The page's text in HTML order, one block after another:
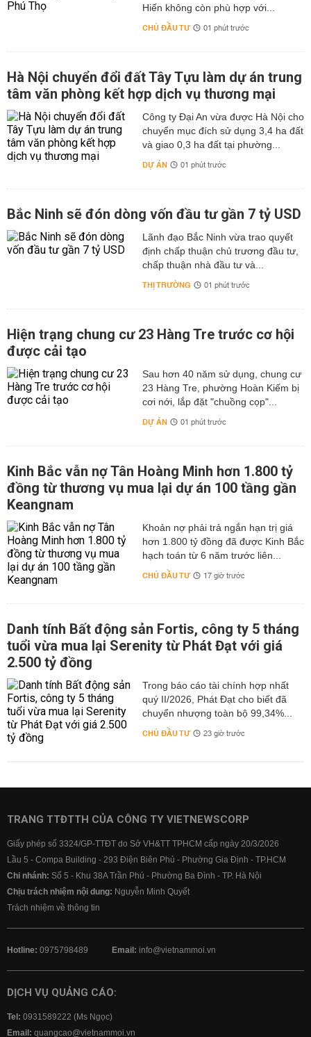
Hiến không còn phù hợp với...
CHỦ ĐẦU TƯ 01 phút trước
Hà Nội chuyển đổi đất Tây Tựu làm dự án trung
tâm văn phòng kết hợp dịch vụ thương mại
Công ty Đại An vừa được Hà Nội cho
chuyển mục đích sử dụng 3,4 ha đất
và giao 0,3 ha đất tại phường...
DỰ ÁN 01 phút trước
Bắc Ninh sẽ đón dòng vốn đầu tư gần 7 tỷ USD
Lãnh đạo Bắc Ninh vừa trao quyết
định chấp thuận chủ trương đầu tư,
chấp thuận nhà đầu tư và...
THỊ TRƯỜNG 01 phút trước
Hiện trạng chung cư 23 Hàng Tre trước cơ hội
được cải tạo
Sau hơn 40 năm sử dụng, chung cư
23 Hàng Tre, phường Hoàn Kiếm bị
cơi nới, lắp đặt "chuồng cọp"...
DỰ ÁN 01 phút trước
Kinh Bắc vẫn nợ Tân Hoàng Minh hơn 1.800 tỷ
đồng từ thương vụ mua lại dự án 100 tầng gần
Keangnam
hơn 1.800 tỷ đồng đã được Kinh Bắc
hạch toán từ 6 năm trước liên...
CHỦ ĐẦU TƯ 17 giờ trước
Danh tính Bất động sản Fortis, công ty 5 tháng
tuổi vừa mua lại Serenity từ Phát Đạt với giá
2.500 tỷ đồng
Trong báo cáo tài chính hợp nhất
quý II/2026, Phát Đạt cho biết đã
chuyển nhượng toàn bộ 99,34%...
CHỦ ĐẦU TƯ 23 giờ trước
TRANG TTĐTTH CỦA CÔNG TY VIETNEWSCORP
Giấy phép số 3324/GP-TTĐT do Sở VH&TT TPHCM cấp ngày 20/3/2026
Lầu 5 - Compa Building - 293 Điện Biên Phủ - Phường Gia Định - TP.HCM
Chi nhánh: Số 5 - Khu 38A Trần Phú - Phường Ba Đình - TP. Hà Nội
Chịu trách nhiệm nội dung: Nguyễn Minh Quyết
Trách nhiệm về thông tin
Hotline: 0975798489 Email: info@vietnammoi.vn
DỊCH VỤ QUẢNG CÁO:
Tel: 0931589222 (Ms Ngọc)
Email: quangcao@vietnammoi.vn